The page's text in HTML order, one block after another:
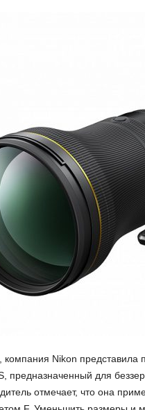
компания Nikon представила
предназначенный для
отмечает, что она